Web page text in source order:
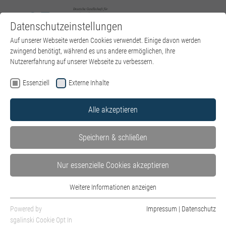
Zum Hauptinhalt springen
Sie sind hier:
DGPT e.V. DGPT Jahrestagung 2026
Nebenreferent:innen
Hotel und Anreise
Datenschutzeinstellungen
Auf unserer Webseite werden Cookies verwendet. Einige davon werden
zwingend benötigt, während es uns andere ermöglichen, Ihre
Nutzererfahrung auf unserer Webseite zu verbessern.
Essenziell Externe Inhalte
Alle akzeptieren
Speichern & schließen
Nur essenzielle Cookies akzeptieren
Essenzielle Cookies werden für grundlegende Funktionen der Webseite
benötigt. Dadurch ist gewährleistet, dass die Webseite einwandfrei
Weitere Informationen anzeigen
Powered by
sgalinski Cookie Opt In
Impressum | Datenschutz